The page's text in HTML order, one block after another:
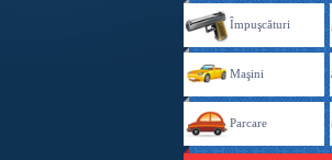
Împuşcături
Maşini
Parcare